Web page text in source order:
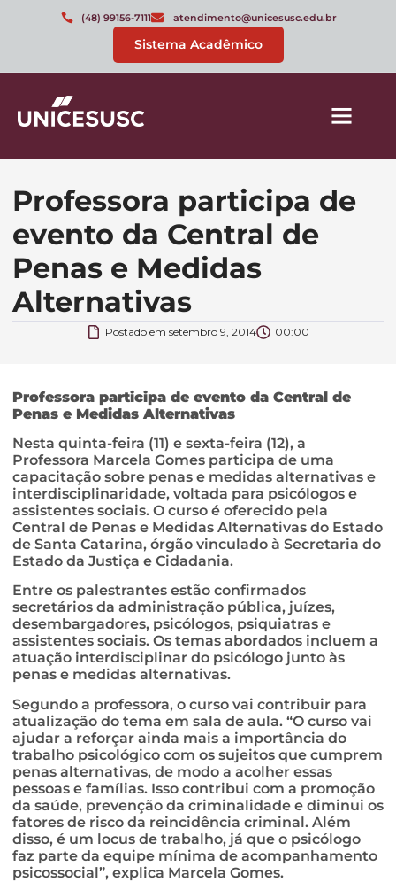
(48) 99156-7111 atendimento@unicesusc.edu.br
Sistema Acadêmico
Professora participa de
evento da Central de
Penas e Medidas
Alternativas
Postado em setembro 9, 2014 00:00
Professora participa de evento da Central de
Penas e Medidas Alternativas
Nesta quinta-feira (11) e sexta-feira (12), a
Professora Marcela Gomes participa de uma
capacitação sobre penas e medidas alternativas e
interdisciplinaridade, voltada para psicólogos e
assistentes sociais. O curso é oferecido pela
Central de Penas e Medidas Alternativas do Estado
de Santa Catarina, órgão vinculado à Secretaria do
Estado da Justiça e Cidadania.
Entre os palestrantes estão confirmados
secretários da administração pública, juízes,
desembargadores, psicólogos, psiquiatras e
assistentes sociais. Os temas abordados incluem a
atuação interdisciplinar do psicólogo junto às
penas e medidas alternativas.
Segundo a professora, o curso vai contribuir para
atualização do tema em sala de aula. “O curso vai
ajudar a reforçar ainda mais a importância do
trabalho psicológico com os sujeitos que cumprem
penas alternativas, de modo a acolher essas
pessoas e famílias. Isso contribui com a promoção
da saúde, prevenção da criminalidade e diminui os
fatores de risco da reincidência criminal. Além
disso, é um locus de trabalho, já que o psicólogo
faz parte da equipe mínima de acompanhamento
psicossocial”, explica Marcela Gomes.